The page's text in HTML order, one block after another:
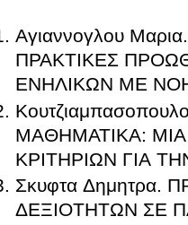
Αγιαννογλου
ΠΡΑΚΤΙΚΕΣ
ΕΝΗΛΙΚΩΝ ΜΕ
ΜΑΘΗΜΑΤΙΚΑ:
ΚΡΙΤΗΡΙΩΝ ΓΙΑ
Σκυφτα
ΔΕΞΙΟΤΗΤΩΝ ΣΕ